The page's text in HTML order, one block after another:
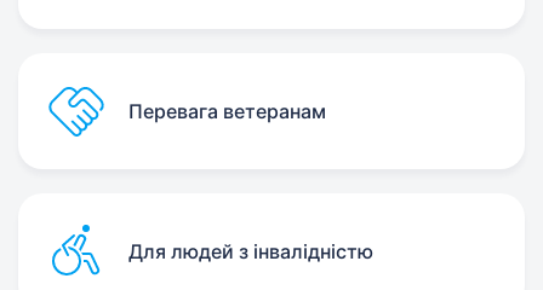
Перевага ветеранам
Для людей з інвалідністю